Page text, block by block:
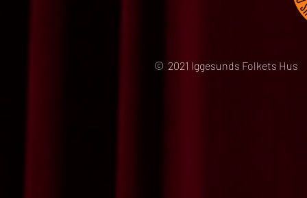
© 2021 Iggesunds Folkets